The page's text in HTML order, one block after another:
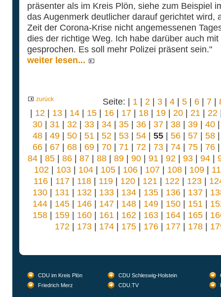
präsenter als im Kreis Plön, siehe zum Beispiel
das Augenmerk deutlicher darauf gerichtet wird,
Zeit der Corona-Krise nicht angemessenen
dies der richtige Weg. Ich habe darüber auch
gesprochen. Es soll mehr Polizei präsent sein."
weiter lesen...
zurück Seite: | 1 | 2 | 3 | 4 | 5 | 6 | 7 |
| 12 | 13| 14| 15| 16| 17| 18| 19| 20| 21 | 22
30| 31 | 32 | 33| 34| 35| 36| 37| 38| 39| 40
48| 49| 50| 51 | 52 | 53| 54| 55| 56| 57| 58
66| 67| 68| 69| 70| 71 | 72 | 73| 74| 75| 76
84| 85| 86| 87| 88| 89| 90| 91 | 92 | 93| 94|
102 | 103 | 104 | 105 | 106 | 107 | 108 | 109 |
116| 117| 118| 119| 120| 121 | 122 | 123|
130| 131 | 132 | 133| 134| 135| 136| 137|
144| 145| 146| 147| 148| 149| 150| 151 |
158| 159| 160| 161 | 162 | 163| 164| 165|
172 | 173| 174| 175| 176| 177| 178|
CDU im Kreis Plön CDU Schleswig-Holstein
Friedrich Merz
CDU.TV